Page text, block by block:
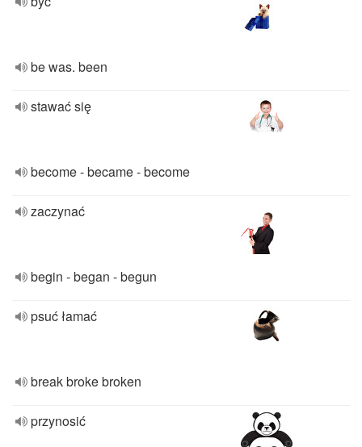
be was. been
stawać się
become - became - become
zaczynać
begin - began - begun
psuć łamać
break broke broken
przynosić